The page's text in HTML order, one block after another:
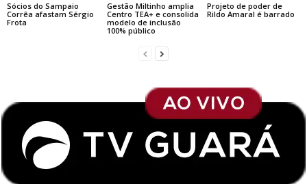
Sócios do Sampaio
Corrêa afastam Sérgio
Frota
Gestão Miltinho amplia
Centro TEA+ e consolida
modelo de inclusão
100% público
Projeto de poder de
Rildo Amaral é barrado